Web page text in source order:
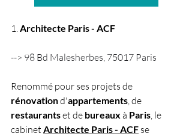
1. Architecte Paris - ACF
--> 98 Bd Malesherbes, 75017 Paris
Renommé pour ses projets de
rénovation d'appartements, de
restaurants et de bureaux à Paris, le
cabinet Architecte Paris - ACF se